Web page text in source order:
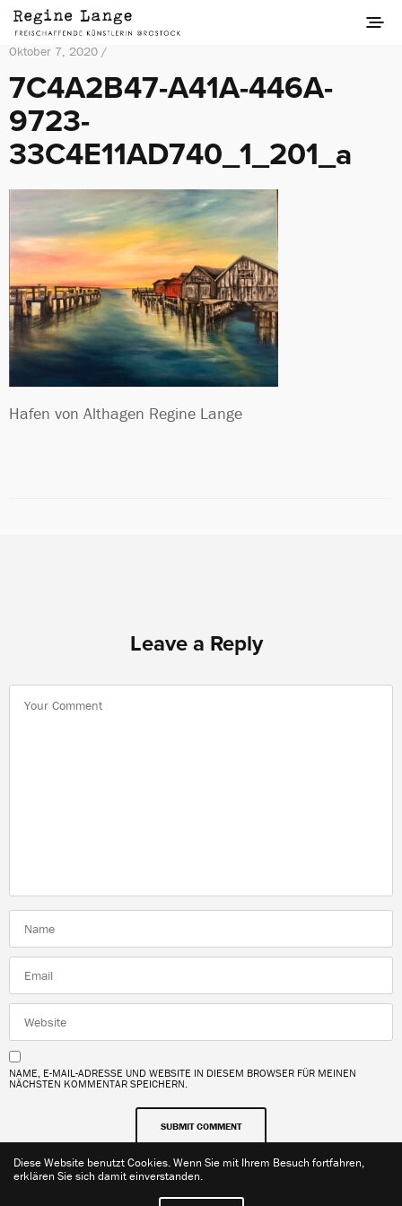
Oktober 7, 2020 /
7C4A2B47-A41A-446A-
9723-
33C4E11AD740_1_201_a
Hafen von Althagen Regine Lange
Leave a Reply
NAME, E-MAIL-ADRESSE UND WEBSITE IN DIESEM BROWSER FÜR MEINEN
NÄCHSTEN KOMMENTAR SPEICHERN.
Diese Website benutzt Cookies. Wenn Sie mit Ihrem Besuch fortfahren,
erklären Sie sich damit einverstanden.